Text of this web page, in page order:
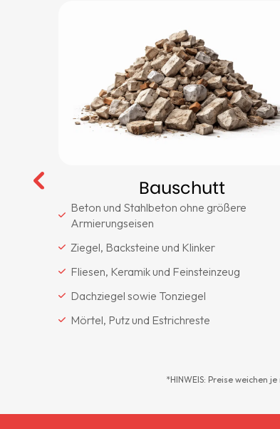
Bauschutt
Beton und Stahlbeton ohne größere
Armierungseisen
Ziegel, Backsteine und Klinker
Fliesen, Keramik und Feinsteinzeug
Dachziegel sowie Tonziegel
Mörtel, Putz und Estrichreste
*HINWEIS: Preise weichen